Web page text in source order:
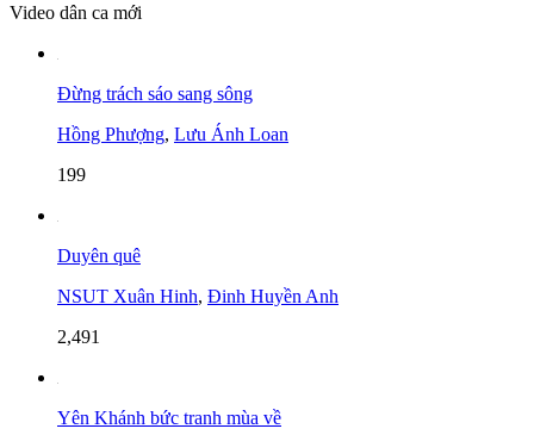
Video dân ca mới
Đừng trách sáo sang sông
Hồng Phượng, Lưu Ánh Loan
199
Duyên quê
NSUT Xuân Hinh, Đinh Huyền Anh
2,491
Yên Khánh bức tranh mùa về